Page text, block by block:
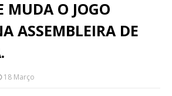
MUDA O JOGO
ASSEMBLEIRA DE
18 Março